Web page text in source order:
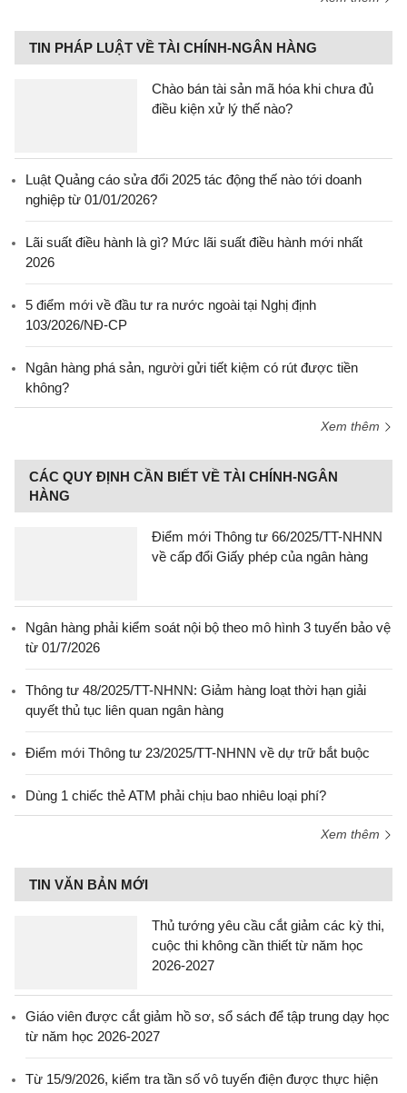
TIN PHÁP LUẬT VỀ TÀI CHÍNH-NGÂN HÀNG
Chào bán tài sản mã hóa khi chưa đủ
điều kiện xử lý thế nào?
Luật Quảng cáo sửa đổi 2025 tác động thế nào tới doanh
nghiệp từ 01/01/2026?
Lãi suất điều hành là gì? Mức lãi suất điều hành mới nhất
2026
5 điểm mới về đầu tư ra nước ngoài tại Nghị định
103/2026/NĐ-CP
Ngân hàng phá sản, người gửi tiết kiệm có rút được tiền
không?
Xem thêm
CÁC QUY ĐỊNH CẦN BIẾT VỀ TÀI CHÍNH-NGÂN
HÀNG
Điểm mới Thông tư 66/2025/TT-NHNN
về cấp đổi Giấy phép của ngân hàng
Ngân hàng phải kiểm soát nội bộ theo mô hình 3 tuyến bảo vệ
từ 01/7/2026
Thông tư 48/2025/TT-NHNN: Giảm hàng loạt thời hạn giải
quyết thủ tục liên quan ngân hàng
Điểm mới Thông tư 23/2025/TT-NHNN về dự trữ bắt buộc
Dùng 1 chiếc thẻ ATM phải chịu bao nhiêu loại phí?
Xem thêm
TIN VĂN BẢN MỚI
Thủ tướng yêu cầu cắt giảm các kỳ thi,
cuộc thi không cần thiết từ năm học
2026-2027
Giáo viên được cắt giảm hồ sơ, sổ sách để tập trung dạy học
từ năm học 2026-2027
Từ 15/9/2026, kiểm tra tần số vô tuyến điện được thực hiện